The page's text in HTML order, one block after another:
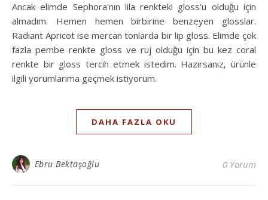
Ancak elimde Sephora'nın lila renkteki gloss'u olduğu için
almadım. Hemen hemen birbirine benzeyen glosslar.
Radiant Apricot ise mercan tonlarda bir lip gloss. Elimde çok
fazla pembe renkte gloss ve ruj olduğu için bu kez coral
renkte bir gloss tercih etmek istedim. Hazırsanız, ürünle
ilgili yorumlarıma geçmek istiyorum.
DAHA FAZLA OKU
Ebru Bektaşoğlu 0 Yorum